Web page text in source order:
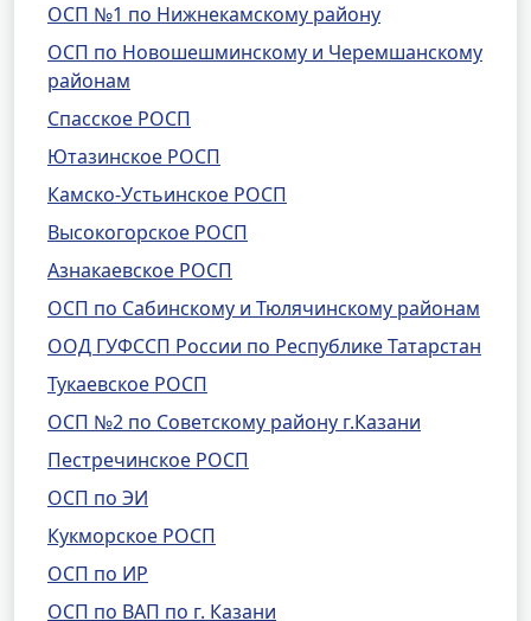
ОСП №1 по Нижнекамскому району
ОСП по Новошешминскому и Черемшанскому
районам
Спасское РОСП
Ютазинское РОСП
Камско-Устьинское РОСП
Высокогорское РОСП
Азнакаевское РОСП
ОСП по Сабинскому и Тюлячинскому районам
ООД ГУФССП России по Республике Татарстан
Тукаевское РОСП
ОСП №2 по Советскому району г.Казани
Пестречинское РОСП
ОСП по ЭИ
Кукморское РОСП
ОСП по ИР
ОСП по ВАП по г. Казани